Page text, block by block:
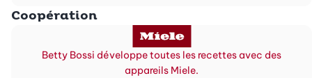
Coopération
Betty Bossi développe toutes les recettes avec des
appareils Miele.